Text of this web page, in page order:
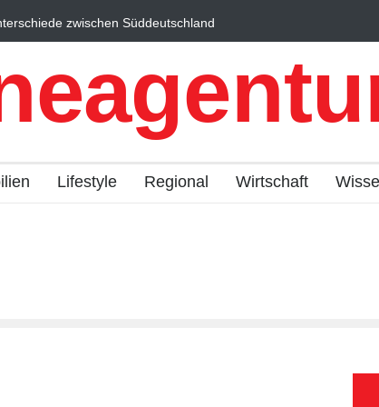
zwischen Süddeutschland
Wintersportorte als
Qualitätstourismus
Lifestyle Regional Wirtschaft